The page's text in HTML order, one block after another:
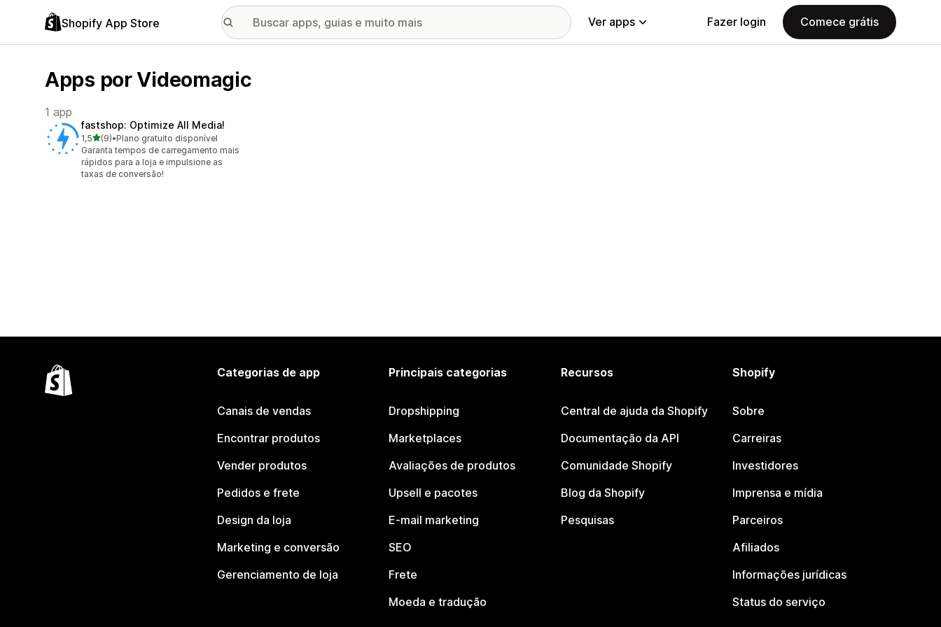
Shopify App Store Ver apps Fazer login Comece grátis
Apps por Videomagic
1 app
fastshop: Optimize All Media!
1,5de 5 estrelas
(9)
9 avaliações ao todo
•Plano gratuito disponível
Garanta tempos de carregamento mais
rápidos para a loja e impulsione as
taxas de conversão!
Categorias de app
Canais de vendas
Encontrar produtos
Vender produtos
Pedidos e frete
Design da loja
Marketing e conversão
Gerenciamento de loja
Principais categorias
Dropshipping
Marketplaces
Avaliações de produtos
Upsell e pacotes
E-mail marketing
SEO
Frete
Moeda e tradução
Recursos
Central de ajuda da Shopify
Documentação da API
Comunidade Shopify
Blog da Shopify
Pesquisas
Shopify
Sobre
Carreiras
Investidores
Imprensa e mídia
Parceiros
Afiliados
Informações jurídicas
Status do serviço